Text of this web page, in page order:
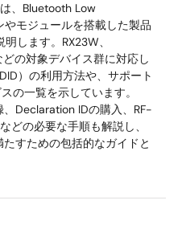
、Bluetooth Low
モジュールを搭載した製品
します。RX23W、
どの対象デバイス群に対応し
）の利用方法や、サポート
の一覧を示しています。
Declaration IDの購入、RF-
どの必要な手順も解説し、
すための包括的なガイドと